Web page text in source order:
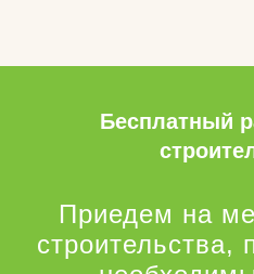
Бесплатный
Приедем на
строительства,